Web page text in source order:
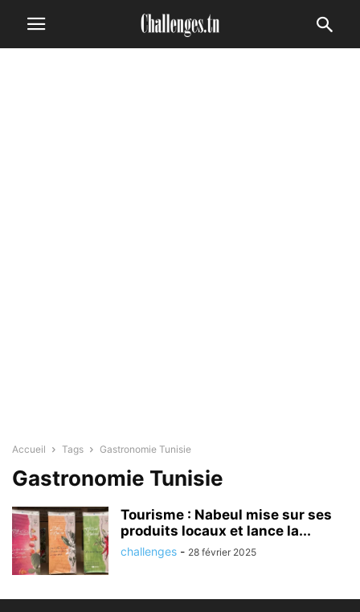
Accueil Tags Gastronomie Tunisie
Gastronomie Tunisie
Tourisme : Nabeul mise sur ses
produits locaux et lance la...
challenges - 28 février 2025